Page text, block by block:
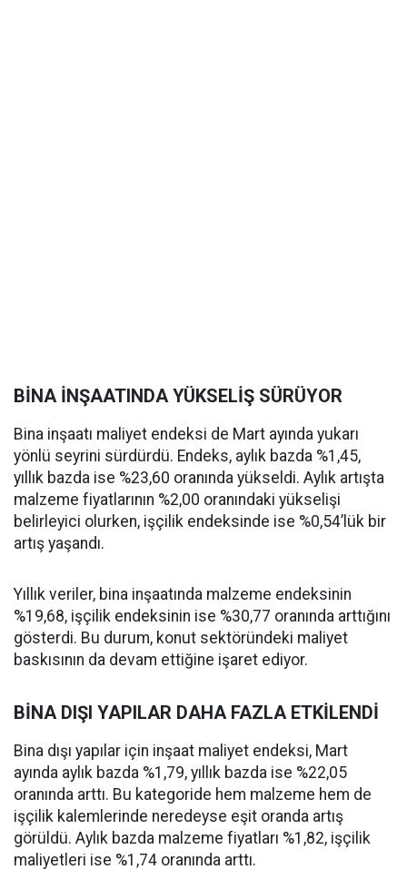
BİNA İNŞAATINDA YÜKSELİŞ SÜRÜYOR
Bina inşaatı maliyet endeksi de Mart ayında yukarı
yönlü seyrini sürdürdü. Endeks, aylık bazda %1,45,
yıllık bazda ise %23,60 oranında yükseldi. Aylık artışta
malzeme fiyatlarının %2,00 oranındaki yükselişi
belirleyici olurken, işçilik endeksinde ise %0,54’lük bir
artış yaşandı.
Yıllık veriler, bina inşaatında malzeme endeksinin
%19,68, işçilik endeksinin ise %30,77 oranında arttığını
gösterdi. Bu durum, konut sektöründeki maliyet
baskısının da devam ettiğine işaret ediyor.
BİNA DIŞI YAPILAR DAHA FAZLA ETKİLENDİ
Bina dışı yapılar için inşaat maliyet endeksi, Mart
ayında aylık bazda %1,79, yıllık bazda ise %22,05
oranında arttı. Bu kategoride hem malzeme hem de
işçilik kalemlerinde neredeyse eşit oranda artış
görüldü. Aylık bazda malzeme fiyatları %1,82, işçilik
maliyetleri ise %1,74 oranında arttı.